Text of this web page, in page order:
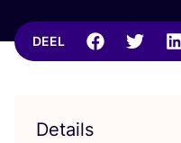
DEEL
Details